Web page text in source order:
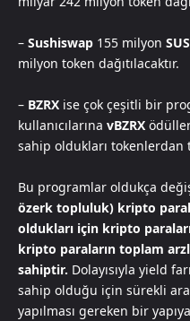
– Sushiswap 155 milyon
milyon token dağıtılacaktır.
– BZRX ise çok çeşitli bir
kullanıcılarına vBZRX
sahip oldukları tokenlerdan
Bu programlar oldukça
özerk topluluk) kripto
oldukları için kripto
kripto paraların toplam
sahiptir. Dolayısıyla yield
sahip olduğu için sürekli
yapılması gereken bir